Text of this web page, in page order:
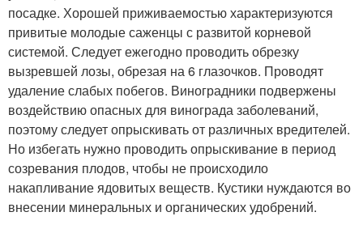
посадке. Хорошей приживаемостью характеризуются
привитые молодые саженцы с развитой корневой
системой. Следует ежегодно проводить обрезку
вызревшей лозы, обрезая на 6 глазочков. Проводят
удаление слабых побегов. Виноградники подвержены
воздействию опасных для винограда заболеваний,
поэтому следует опрыскивать от различных вредителей.
Но избегать нужно проводить опрыскивание в период
созревания плодов, чтобы не происходило
накапливание ядовитых веществ. Кустики нуждаются во
внесении минеральных и органических удобрений.